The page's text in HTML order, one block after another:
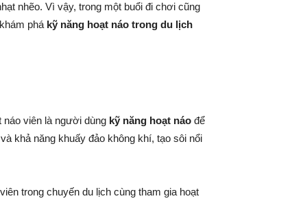
nhẽo. Vì vậy, trong một buổi đi chơi cũng
phá kỹ năng hoạt náo trong du lịch
náo viên là người dùng kỹ năng hoạt náo để
khả năng khuấy đảo không khí, tạo sôi nổi
trong chuyến du lịch cùng tham gia hoạt